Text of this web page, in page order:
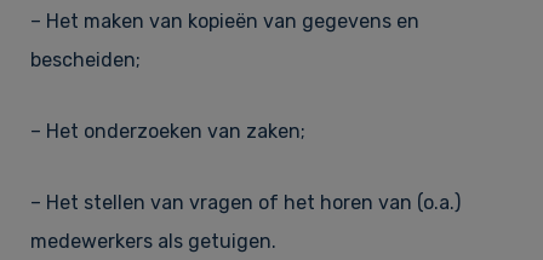
– Het maken van kopieën van gegevens en
bescheiden;
– Het onderzoeken van zaken;
– Het stellen van vragen of het horen van (o.a.)
medewerkers als getuigen.